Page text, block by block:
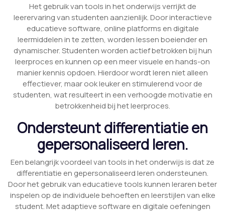
Het gebruik van tools in het onderwijs verrijkt de
leerervaring van studenten aanzienlijk. Door interactieve
educatieve software, online platforms en digitale
leermiddelen in te zetten, worden lessen boeiender en
dynamischer. Studenten worden actief betrokken bij hun
leerproces en kunnen op een meer visuele en hands-on
manier kennis opdoen. Hierdoor wordt leren niet alleen
effectiever, maar ook leuker en stimulerend voor de
studenten, wat resulteert in een verhoogde motivatie en
betrokkenheid bij het leerproces.
Ondersteunt differentiatie en
gepersonaliseerd leren.
Een belangrijk voordeel van tools in het onderwijs is dat ze
differentiatie en gepersonaliseerd leren ondersteunen.
Door het gebruik van educatieve tools kunnen leraren beter
inspelen op de individuele behoeften en leerstijlen van elke
student. Met adaptieve software en digitale oefeningen